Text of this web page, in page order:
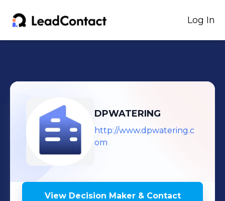
Log In
DPWATERING
http://www.dpwatering.c
om
View Decision Maker & Contact